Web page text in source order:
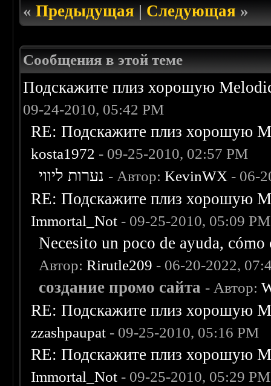
«Предыдущая|Следующая»
Сообщения в этой теме
Подскажите плиз хорошую
09-24-2010, 05:42 PM
RE: Подскажите плиз хорошую
kosta1972 - 09-25-2010, 02:57 PM
נערות ליווי - Автор:KevinWX - 06-
RE: Подскажите плиз хорошую
Immortal_Not - 09-25-2010, 05:09 PM
Necesito un poco de ayuda,
Автор:Rirutle209 - 06-20-2022,
создание промо сайта - Автор:
RE: Подскажите плиз хорошую
zzashpaupat - 09-25-2010, 05:16 PM
RE: Подскажите плиз хорошую
Immortal_Not - 09-25-2010, 05:29 PM